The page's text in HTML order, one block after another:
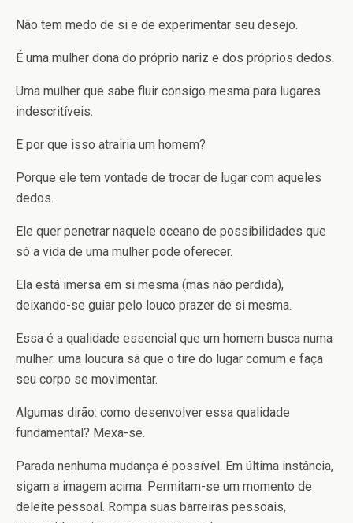
Não tem medo de si e de experimentar seu desejo.
É uma mulher dona do próprio nariz e dos próprios dedos.
Uma mulher que sabe fluir consigo mesma para lugares
indescritíveis.
E por que isso atrairia um homem?
Porque ele tem vontade de trocar de lugar com aqueles
dedos.
Ele quer penetrar naquele oceano de possibilidades que
só a vida de uma mulher pode oferecer.
Ela está imersa em si mesma (mas não perdida),
deixando-se guiar pelo louco prazer de si mesma.
Essa é a qualidade essencial que um homem busca numa
mulher: uma loucura sã que o tire do lugar comum e faça
seu corpo se movimentar.
Algumas dirão: como desenvolver essa qualidade
fundamental? Mexa-se.
Parada nenhuma mudança é possível. Em última instância,
sigam a imagem acima. Permitam-se um momento de
deleite pessoal. Rompa suas barreiras pessoais,